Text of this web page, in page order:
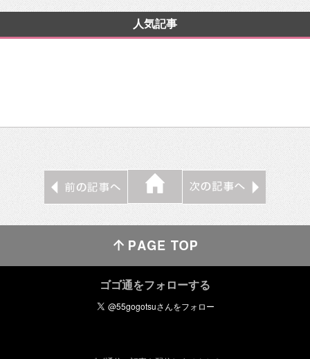
人気記事
ゴゴ通をフォローする